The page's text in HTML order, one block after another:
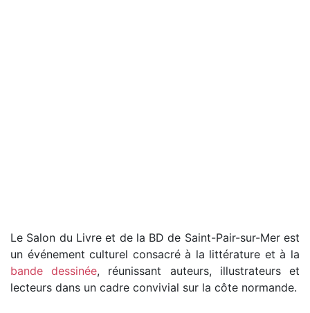
Le Salon du Livre et de la BD de Saint-Pair-sur-Mer est
un événement culturel consacré à la littérature et à la
bande dessinée, réunissant auteurs, illustrateurs et
lecteurs dans un cadre convivial sur la côte normande.